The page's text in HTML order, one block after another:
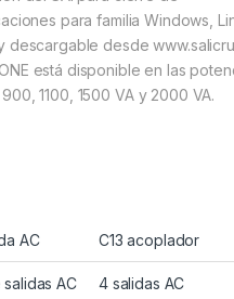
para familia Windows,
descargable desde
está disponible en las
1100, 1500 VA y 2000 VA.
AC C13 acoplador
AC 4 salidas AC